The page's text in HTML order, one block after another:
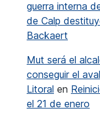
guerra interna
de Calp
Backaert
Mut será el
conseguir el
Litoral en
el 21 de enero